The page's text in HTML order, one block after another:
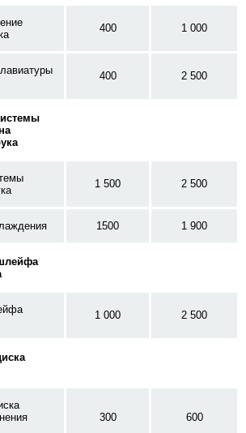
400 1 000
400 2 500
1 500 2 500
1500 1 900
1 000 2 500
300 600